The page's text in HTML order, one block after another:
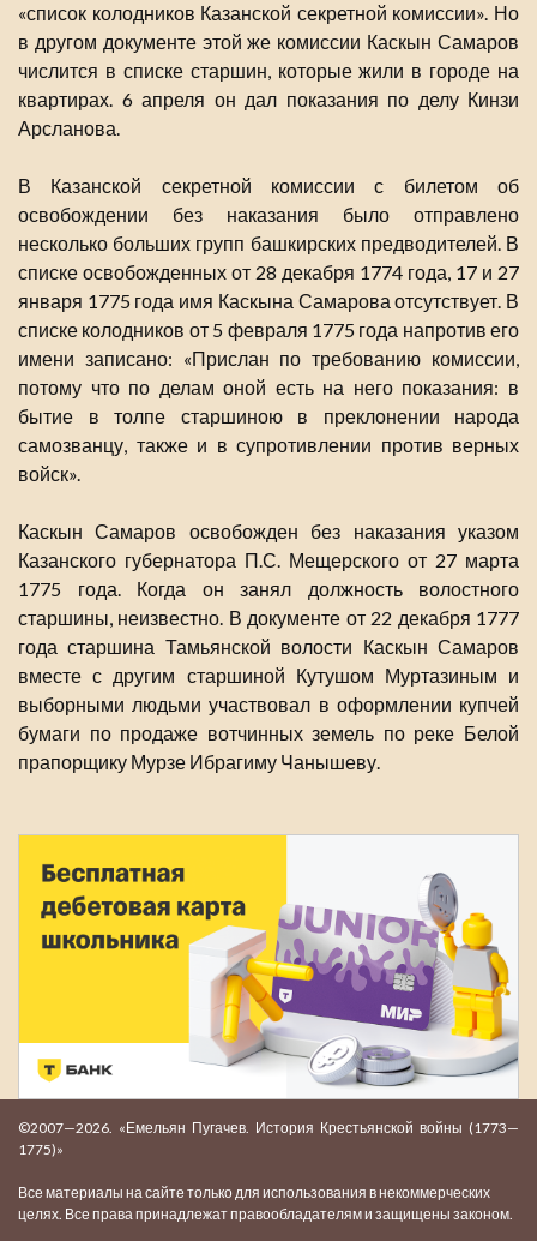
«список колодников Казанской секретной комиссии». Но
в другом документе этой же комиссии Каскын Самаров
числится в списке старшин, которые жили в городе на
квартирах. 6 апреля он дал показания по делу Кинзи
Арсланова.
В Казанской секретной комиссии с билетом об
освобождении без наказания было отправлено
несколько больших групп башкирских предводителей. В
списке освобожденных от 28 декабря 1774 года, 17 и 27
января 1775 года имя Каскына Самарова отсутствует. В
списке колодников от 5 февраля 1775 года напротив его
имени записано: «Прислан по требованию комиссии,
потому что по делам оной есть на него показания: в
бытие в толпе старшиною в преклонении народа
самозванцу, также и в супротивлении против верных
войск».
Каскын Самаров освобожден без наказания указом
Казанского губернатора П.С. Мещерского от 27 марта
1775 года. Когда он занял должность волостного
старшины, неизвестно. В документе от 22 декабря 1777
года старшина Тамьянской волости Каскын Самаров
вместе с другим старшиной Кутушом Муртазиным и
выборными людьми участвовал в оформлении купчей
бумаги по продаже вотчинных земель по реке Белой
прапорщику Мурзе Ибрагиму Чанышеву.
©2007—2026. «Емельян Пугачев. История Крестьянской войны (1773—
1775)»
Все материалы на сайте только для использования в некоммерческих
целях. Все права принадлежат правообладателям и защищены законом.